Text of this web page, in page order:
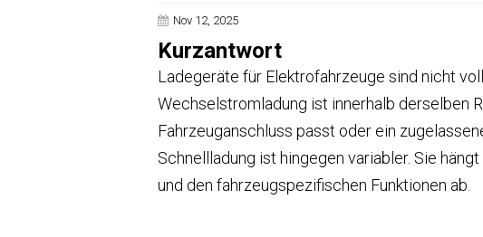
Nov 12, 2025
Kurzantwort
Ladegeräte für Elektrofahrzeuge sind nicht
Wechselstromladung ist innerhalb derselben
Fahrzeuganschluss passt oder ein
Schnellladung ist hingegen variabler. Sie
und den fahrzeugspezifischen Funktionen ab.